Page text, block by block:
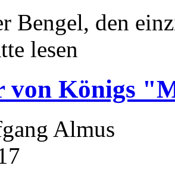
Bengel, den
lesen
von Königs
Almus